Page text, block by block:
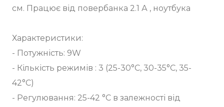
см. Працює від повербанка 2.1 А , ноутбука
Характеристики:
- Потужність: 9W
- Кількість режимів : 3 (25-30°С, 30-35°С, 35-
42°С)
- Регулювання: 25-42 °С в залежності від